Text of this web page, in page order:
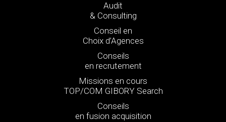
Audit
& Consulting
Conseil en
Choix d’Agences
Conseils
en recrutement
Missions en cours
TOP/COM GIBORY Search
Conseils
en fusion acquisition